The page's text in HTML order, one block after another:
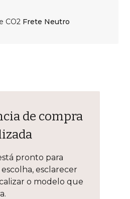
CO2 Frete Neutro
de compra
pronto para
esclarecer
o modelo que